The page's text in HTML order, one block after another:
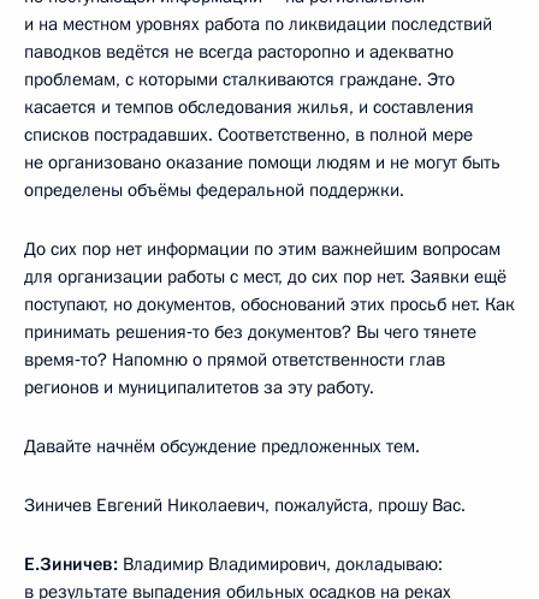
и на местном уровнях работа по ликвидации последствий
паводков ведётся не всегда расторопно и адекватно
проблемам, с которыми сталкиваются граждане. Это
касается и темпов обследования жилья, и составления
списков пострадавших. Соответственно, в полной мере
не организовано оказание помощи людям и не могут быть
определены объёмы федеральной поддержки.
До сих пор нет информации по этим важнейшим вопросам
для организации работы с мест, до сих пор нет. Заявки ещё
поступают, но документов, обоснований этих просьб нет. Как
принимать решения‑то без документов? Вы чего тянете
время‑то? Напомню о прямой ответственности глав
регионов и муниципалитетов за эту работу.
Давайте начнём обсуждение предложенных тем.
Зиничев Евгений Николаевич, пожалуйста, прошу Вас.
Е.Зиничев: Владимир Владимирович, докладываю:
в результате выпадения обильных осадков на реках